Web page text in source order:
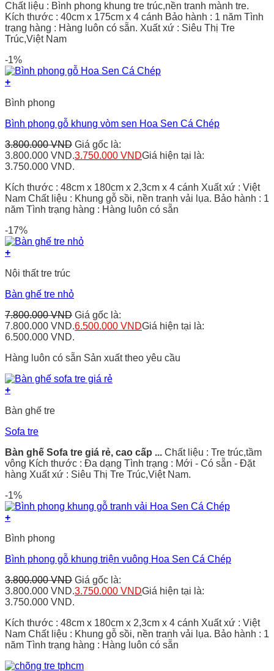
Chất liệu : Bình phong khung tre trúc,nền tranh mành tre.
Kích thước : 40cm x 175cm x 4 cánh Bảo hành : 1 năm Tình
trạng hàng : Hàng luôn có sẵn. Xuất xứ : Siêu Thị Tre
Trúc,Việt Nam
-1%
+
Bình phong
Bình phong gỗ khung vòm sen Hoa Sen Cá Chép
3.800.000VND Giá gốc là:
3.800.000 VND.3.750.000 VNDGiá hiện tại là:
3.750.000 VND.
Kích thước : 48cm x 180cm x 2,3cm x 4 cánh Xuất xứ : Việt
Nam Chất liệu : Khung gỗ sồi, nền tranh vải lụa. Bảo hành : 1
năm Tình trạng hàng : Hàng luôn có sẵn
-17%
+
Nội thất tre trúc
Bàn ghế tre nhỏ
7.800.000VND Giá gốc là:
7.800.000 VND.6.500.000 VNDGiá hiện tại là:
6.500.000 VND.
Hàng luôn có sẵn Sản xuất theo yêu cầu
+
Bàn ghế tre
Sofa tre
Bàn ghế Sofa tre giá rẻ, cao cấp ... Chất liệu : Tre trúc,tầm
vông Kích thước : Đa dạng Tình trạng : Mới - Có sẵn - Đặt
hàng Xuất xứ : Siêu Thị Tre Trúc,Việt Nam.
-1%
+
Bình phong
Bình phong gỗ khung triện vuông Hoa Sen Cá Chép
3.800.000VND Giá gốc là:
3.800.000 VND.3.750.000 VNDGiá hiện tại là:
3.750.000 VND.
Kích thước : 48cm x 180cm x 2,3cm x 4 cánh Xuất xứ : Việt
Nam Chất liệu : Khung gỗ sồi, nền tranh vải lụa. Bảo hành : 1
năm Tình trạng hàng : Hàng luôn có sẵn